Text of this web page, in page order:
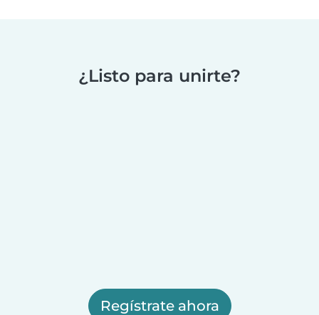
¿Listo para unirte?
Regístrate ahora